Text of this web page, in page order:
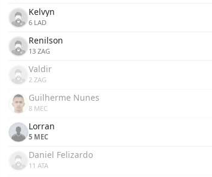
Kelvyn
6 LAD
Renilson
13 ZAG
Valdir
2 ZAG
Guilherme Nunes
8 MEC
Lorran
5 MEC
Daniel Felizardo
11 ATA